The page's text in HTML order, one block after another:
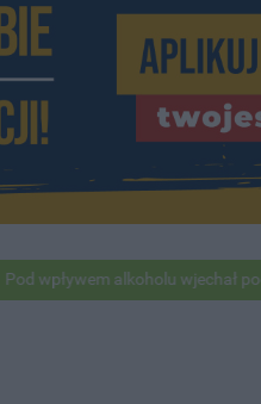
alkoholu wjechał pod